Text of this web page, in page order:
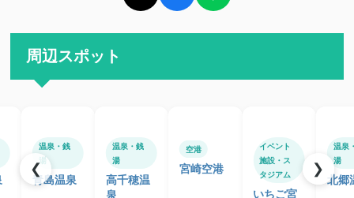
周辺スポット
温泉・銭
湯
青島温泉
温泉・銭
湯
高千穂温
泉
空港
宮崎空港
イベント
施設・ス
タジアム
いちご宮
温泉
湯
北郷
❮ ❯